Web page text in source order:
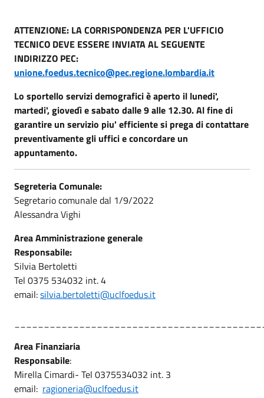
ATTENZIONE: LA CORRISPONDENZA PER L'UFFICIO
TECNICO DEVE ESSERE INVIATA AL SEGUENTE
INDIRIZZO PEC:
unione.foedus.tecnico@pec.regione.lombardia.it
Lo sportello servizi demografici è aperto il lunedi',
martedi', giovedì e sabato dalle 9 alle 12.30. Al fine di
garantire un servizio piu' efficiente si prega di contattare
preventivamente gli uffici e concordare un
appuntamento.
Segreteria Comunale:
Segretario comunale dal 1/9/2022
Alessandra Vighi
Area Amministrazione generale
Responsabile:
Silvia Bertoletti
Tel 0375 534032 int. 4
email:silvia.bertoletti@uclfoedus.it
Area Finanziaria
Responsabile:
Mirella Cimardi- Tel 0375534032 int. 3
email: ragioneria@uclfoedus.it